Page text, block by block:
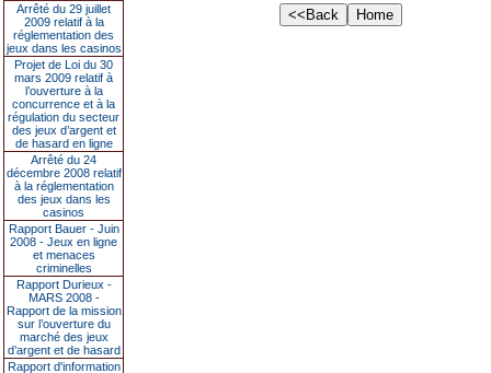
Arrêté du 29 juillet
2009 relatif à la
réglementation des
jeux dans les casinos
Projet de Loi du 30
mars 2009 relatif à
l’ouverture à la
concurrence et à la
régulation du secteur
des jeux d’argent et
de hasard en ligne
Arrêté du 24
décembre 2008 relatif
à la réglementation
des jeux dans les
casinos
Rapport Bauer - Juin
2008 - Jeux en ligne
et menaces
criminelles
Rapport Durieux -
MARS 2008 -
Rapport de la mission
sur l’ouverture du
marché des jeux
d’argent et de hasard
Rapport d'information